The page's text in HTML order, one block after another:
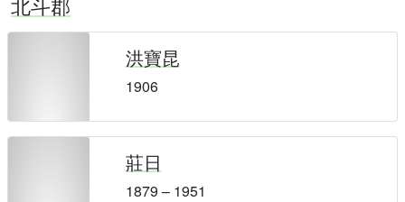
洪寶昆
1906
莊日
1879 – 1951